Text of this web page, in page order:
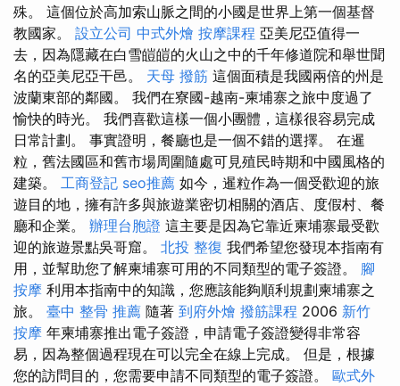
殊。 這個位於高加索山脈之間的小國是世界上第一個基督
教國家。 設立公司 中式外燴 按摩課程 亞美尼亞值得一
去，因為隱藏在白雪皚皚的火山之中的千年修道院和舉世聞
名的亞美尼亞干邑。 天母 撥筋 這個面積是我國兩倍的州是
波蘭東部的鄰國。 我們在寮國-越南-柬埔寨之旅中度過了
愉快的時光。 我們喜歡這樣一個小團體，這樣很容易完成
日常計劃。 事實證明，餐廳也是一個不錯的選擇。 在暹
粒，舊法國區和舊市場周圍隨處可見殖民時期和中國風格的
建築。 工商登記 seo推薦 如今，暹粒作為一個受歡迎的旅
遊目的地，擁有許多與旅遊業密切相關的酒店、度假村、餐
廳和企業。 辦理台胞證 這主要是因為它靠近柬埔寨最受歡
迎的旅遊景點吳哥窟。 北投 整復 我們希望您發現本指南有
用，並幫助您了解柬埔寨可用的不同類型的電子簽證。 腳
按摩 利用本指南中的知識，您應該能夠順利規劃柬埔寨之
旅。 臺中 整骨 推薦 隨著 到府外燴 撥筋課程 2006 新竹
按摩 年柬埔寨推出電子簽證，申請電子簽證變得非常容
易，因為整個過程現在可以完全在線上完成。 但是，根據
您的訪問目的，您需要申請不同類型的電子簽證。 歐式外